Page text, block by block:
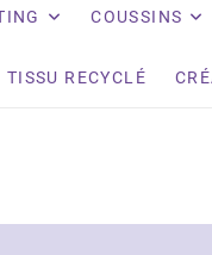
COUSSINS
RECYCLÉ